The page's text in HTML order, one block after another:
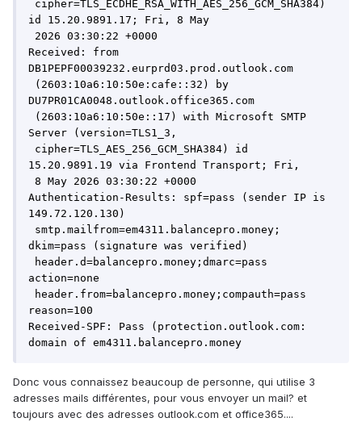
id 15.20.9891.17; Fri, 8 May
Received: from
DB1PEPF00039232.eurprd03.prod.outlook.com
DU7PR01CA0048.outlook.office365.com
Server (version=TLS1_3,
15.20.9891.19 via Frontend Transport; Fri,
Authentication-Results: spf=pass (sender IP is
149.72.120.130)
dkim=pass (signature was verified)
action=none
reason=100
Received-SPF: Pass (protection.outlook.com:
domain of em4311.balancepro.money
Donc vous connaissez beaucoup de personne, qui utilise 3
adresses mails différentes, pour vous envoyer un mail? et
toujours avec des adresses outlook.com et office365....